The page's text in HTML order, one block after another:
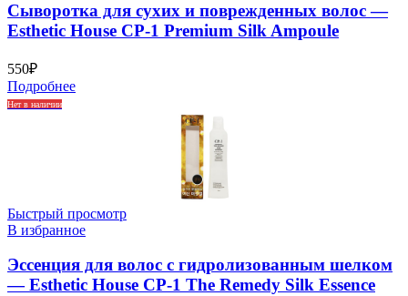
Сыворотка для сухих и поврежденных волос —
Esthetic House CP-1 Premium Silk Ampoule
550₽
Подробнее
Нет в наличии
Быстрый просмотр
В избранное
Эссенция для волос с гидролизованным шелком
— Esthetic House CP-1 The Remedy Silk Essence